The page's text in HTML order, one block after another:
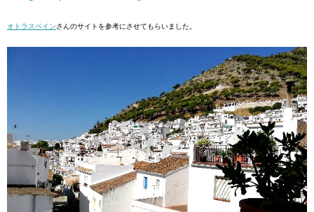
オトラスペインさんのサイトを参考にさせてもらいました。